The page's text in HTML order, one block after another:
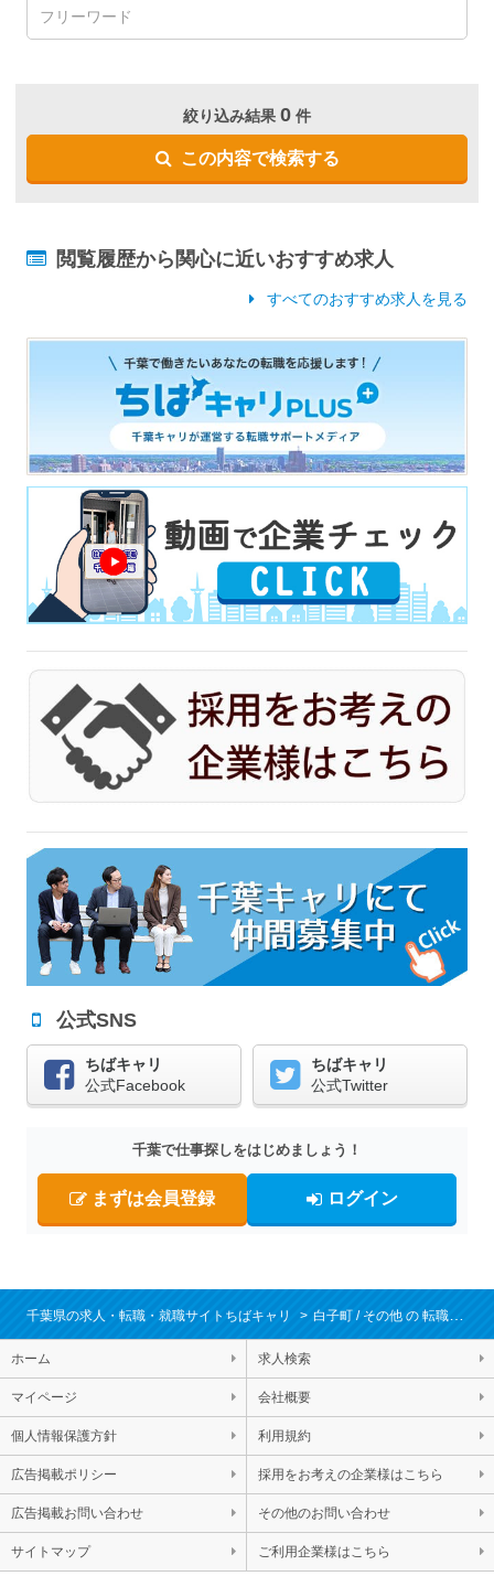
絞り込み結果 0 件
この内容で検索する
閲覧履歴から関心に近いおすすめ求人
すべてのおすすめ求人を見る
公式SNS
ちばキャリ
公式Facebook
ちばキャリ
公式Twitter
千葉で仕事探しをはじめましょう！
まずは会員登録 ログイン
千葉県の求人・転職・就職サイトちばキャリ 白子町 その他 転職・求人情報一覧
ホーム 求人検索
マイページ 会社概要
個人情報保護方針 利用規約
広告掲載ポリシー 採用をお考えの企業様はこちら
広告掲載お問い合わせ その他のお問い合わせ
サイトマップ ご利用企業様はこちら